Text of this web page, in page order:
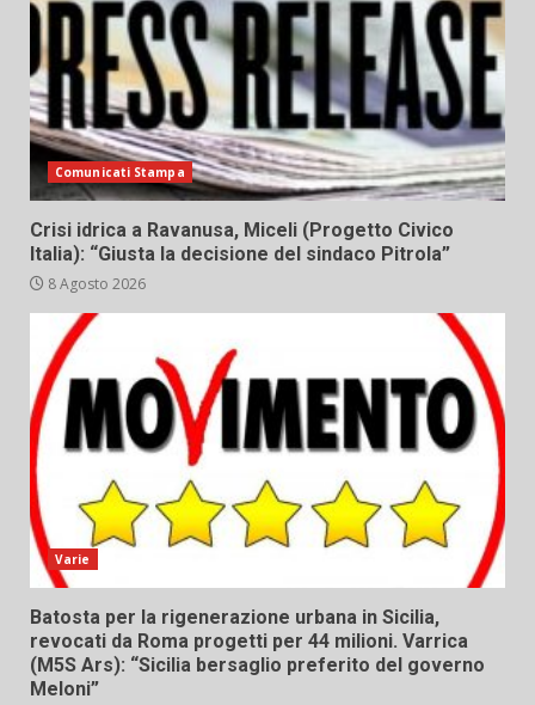
Comunicati Stampa
Crisi idrica a Ravanusa, Miceli (Progetto Civico
Italia): “Giusta la decisione del sindaco Pitrola”
8 Agosto 2026
Varie
Batosta per la rigenerazione urbana in Sicilia,
revocati da Roma progetti per 44 milioni. Varrica
(M5S Ars): “Sicilia bersaglio preferito del governo
Meloni”